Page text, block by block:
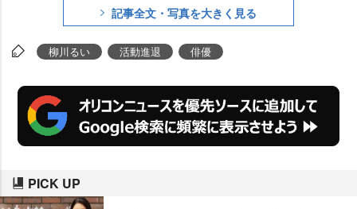
記事全文・写真を大きく見る
柳川るい 活動進退 俳優
PICK UP